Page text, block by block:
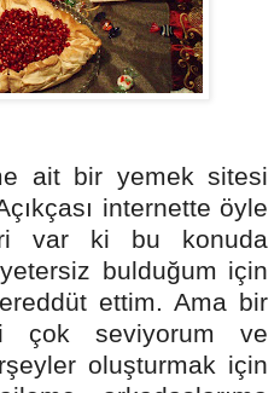
ait bir yemek sitesi
internette öyle
var ki bu konuda
bulduğum için
ettim. Ama bir
seviyorum ve
oluşturmak için